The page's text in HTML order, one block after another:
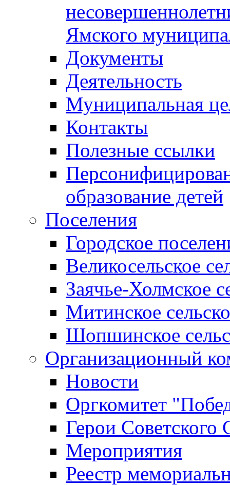
Ямского
Документы
Деятельность
Муниципальная
Контакты
Полезные ссылки
образование детей
Поселения
Городское
Великосельское
Заячье-Холмское
Митинское
Шопшинское
Организационный
Новости
Оргкомитет
Герои Советского
Мероприятия
Реестр